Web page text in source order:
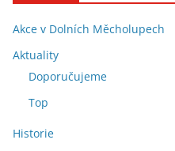
Akce v Dolních Měcholupech
Aktuality
Doporučujeme
Top
Historie